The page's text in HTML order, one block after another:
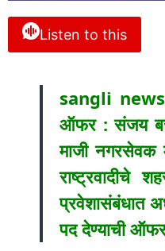
Listen to this
sangli news :
ऑफर : संजय
माजी नगरसेवक
राष्ट्रवादीचे
प्रवेशासंबंधात
पद देण्याची